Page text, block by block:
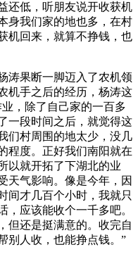
还低，听朋友说开收获机
身我们家的地也多，在村
机回来，就算不挣钱，也
涛果断一脚迈入了农机领
机手之后的经历，杨涛这
，除了自己家的一百多
一段时间之后，就觉得这
们村周围的地太少，没几
程度。正好我们南阳就在
以就开拓了下湖北的业
天气影响。像是今年，因
间才几百个小时，我就只
，应该能收个一千多吧。
但还是挺满意的。收完自
别人收，也能挣点钱。”